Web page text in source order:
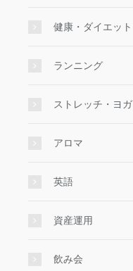
健康・ダイエット
ランニング
ストレッチ・ヨガ
アロマ
英語
資産運用
飲み会